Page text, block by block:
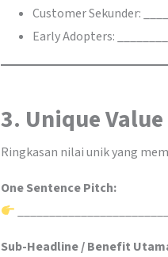
Customer Sekunder:
Early Adopters:
3. Unique
Ringkasan nilai unik yang
One Sentence Pitch:
Sub-Headline / Benefit